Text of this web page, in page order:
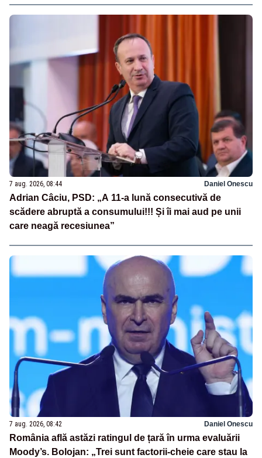
7 aug. 2026, 08:44 Daniel Onescu
Adrian Câciu, PSD: „A 11-a lună consecutivă de
scădere abruptă a consumului!!! Și îi mai aud pe unii
care neagă recesiunea”
7 aug. 2026, 08:42 Daniel Onescu
România află astăzi ratingul de țară în urma evaluării
Moody’s. Bolojan: „Trei sunt factorii-cheie care stau la